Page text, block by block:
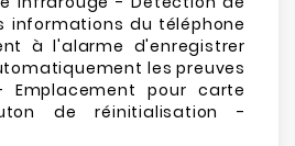
informations du téléphone
à l'alarme d'enregistrer
les preuves
pour carte
de réinitialisation -